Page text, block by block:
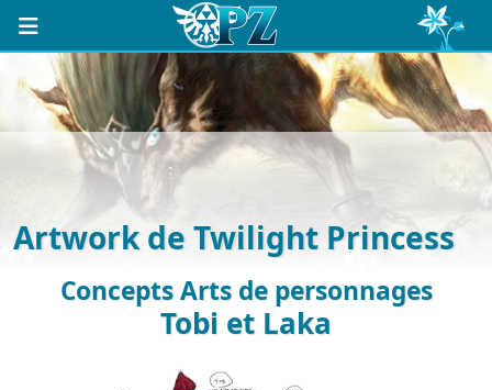
Artwork de Twilight Princess
Concepts Arts de personnages
Tobi et Laka